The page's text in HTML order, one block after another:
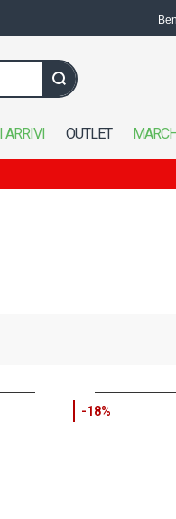
ARRIVI OUTLET
-18%